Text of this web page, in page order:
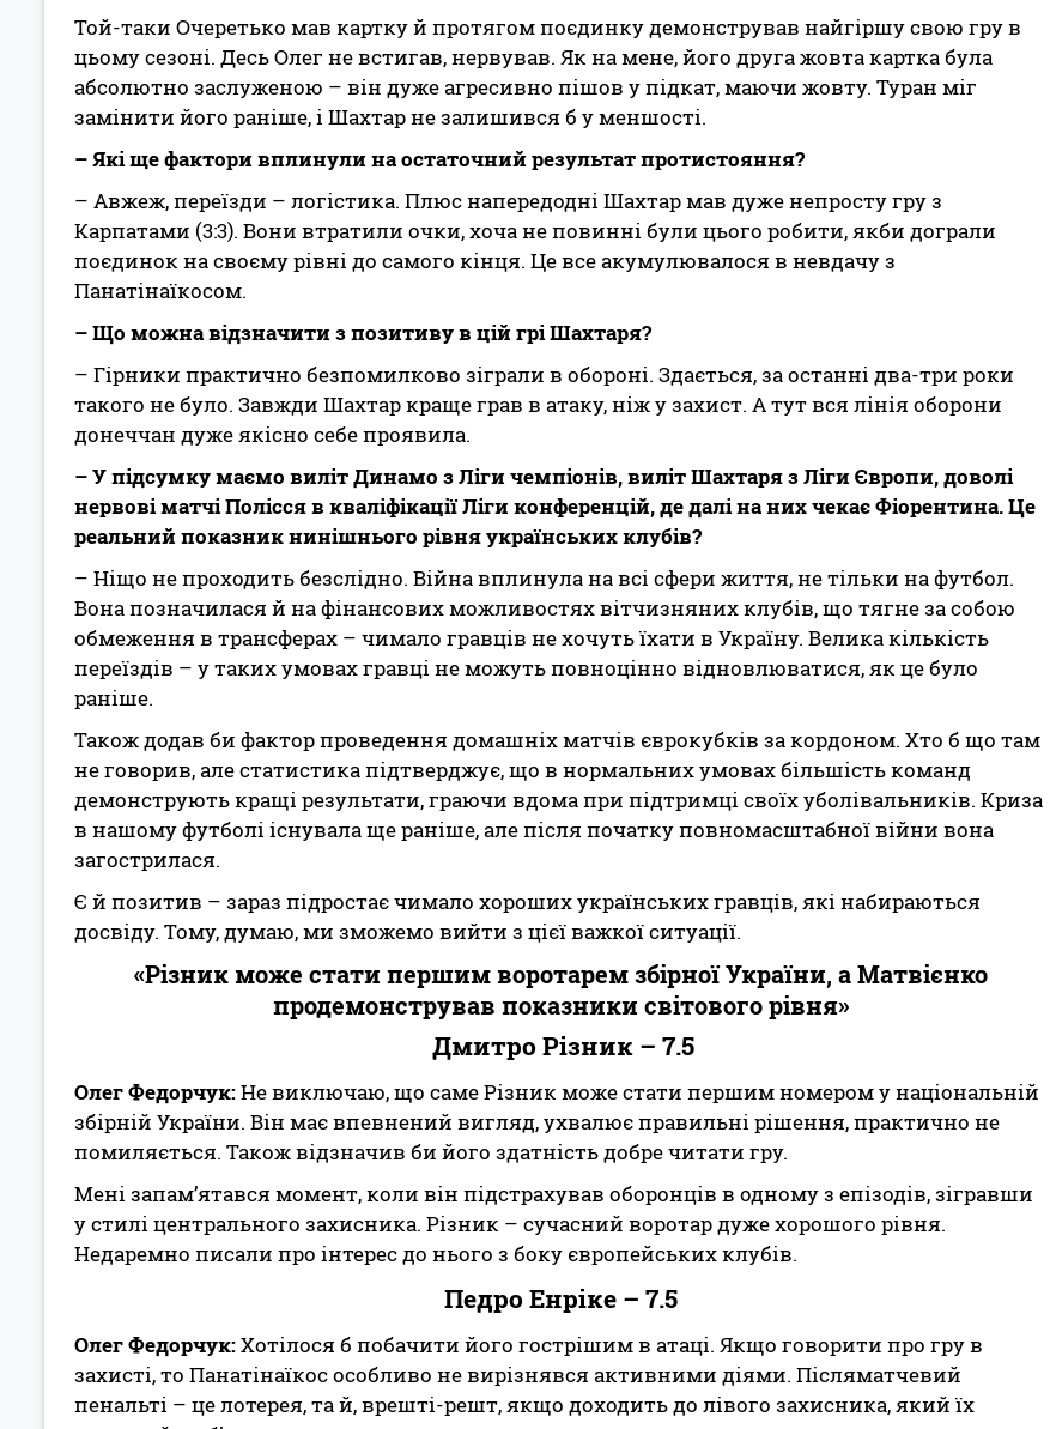
Той-таки Очеретько мав картку й протягом поєдинку демонстрував найгіршу свою гру в
цьому сезоні. Десь Олег не встигав, нервував. Як на мене, його друга жовта картка була
абсолютно заслуженою – він дуже агресивно пішов у підкат, маючи жовту. Туран міг
замінити його раніше, і Шахтар не залишився б у меншості.
– Які ще фактори вплинули на остаточний результат протистояння?
– Авжеж, переїзди – логістика. Плюс напередодні Шахтар мав дуже непросту гру з
Карпатами (3:3). Вони втратили очки, хоча не повинні були цього робити, якби дограли
поєдинок на своєму рівні до самого кінця. Це все акумулювалося в невдачу з
Панатінаїкосом.
– Що можна відзначити з позитиву в цій грі Шахтаря?
– Гірники практично безпомилково зіграли в обороні. Здається, за останні два-три роки
такого не було. Завжди Шахтар краще грав в атаку, ніж у захист. А тут вся лінія оборони
донеччан дуже якісно себе проявила.
– У підсумку маємо виліт Динамо з Ліги чемпіонів, виліт Шахтаря з Ліги Європи, доволі
нервові матчі Полісся в кваліфікації Ліги конференцій, де далі на них чекає Фіорентина. Це
реальний показник нинішнього рівня українських клубів?
– Ніщо не проходить безслідно. Війна вплинула на всі сфери життя, не тільки на футбол.
Вона позначилася й на фінансових можливостях вітчизняних клубів, що тягне за собою
обмеження в трансферах – чимало гравців не хочуть їхати в Україну. Велика кількість
переїздів – у таких умовах гравці не можуть повноцінно відновлюватися, як це було
раніше.
Також додав би фактор проведення домашніх матчів єврокубків за кордоном. Хто б що там
не говорив, але статистика підтверджує, що в нормальних умовах більшість команд
демонструють кращі результати, граючи вдома при підтримці своїх уболівальників. Криза
в нашому футболі існувала ще раніше, але після початку повномасштабної війни вона
загострилася.
Є й позитив – зараз підростає чимало хороших українських гравців, які набираються
досвіду. Тому, думаю, ми зможемо вийти з цієї важкої ситуації.
«Різник може стати першим воротарем збірної України, а Матвієнко
продемонстрував показники світового рівня»
Дмитро Різник – 7.5
Олег Федорчук:Не виключаю, що саме Різник може стати першим номером у національній
збірній України. Він має впевнений вигляд, ухвалює правильні рішення, практично не
помиляється. Також відзначив би його здатність добре читати гру.
Мені запам’ятався момент, коли він підстрахував оборонців в одному з епізодів, зігравши
у стилі центрального захисника. Різник – сучасний воротар дуже хорошого рівня.
Недаремно писали про інтерес до нього з боку європейських клубів.
Педро Енріке – 7.5
Олег Федорчук:Хотілося б побачити його гострішим в атаці. Якщо говорити про гру в
захисті, то Панатінаїкос особливо не вирізнявся активними діями. Післяматчевий
пенальті – це лотерея, та й, врешті-решт, якщо доходить до лівого захисника, який їх